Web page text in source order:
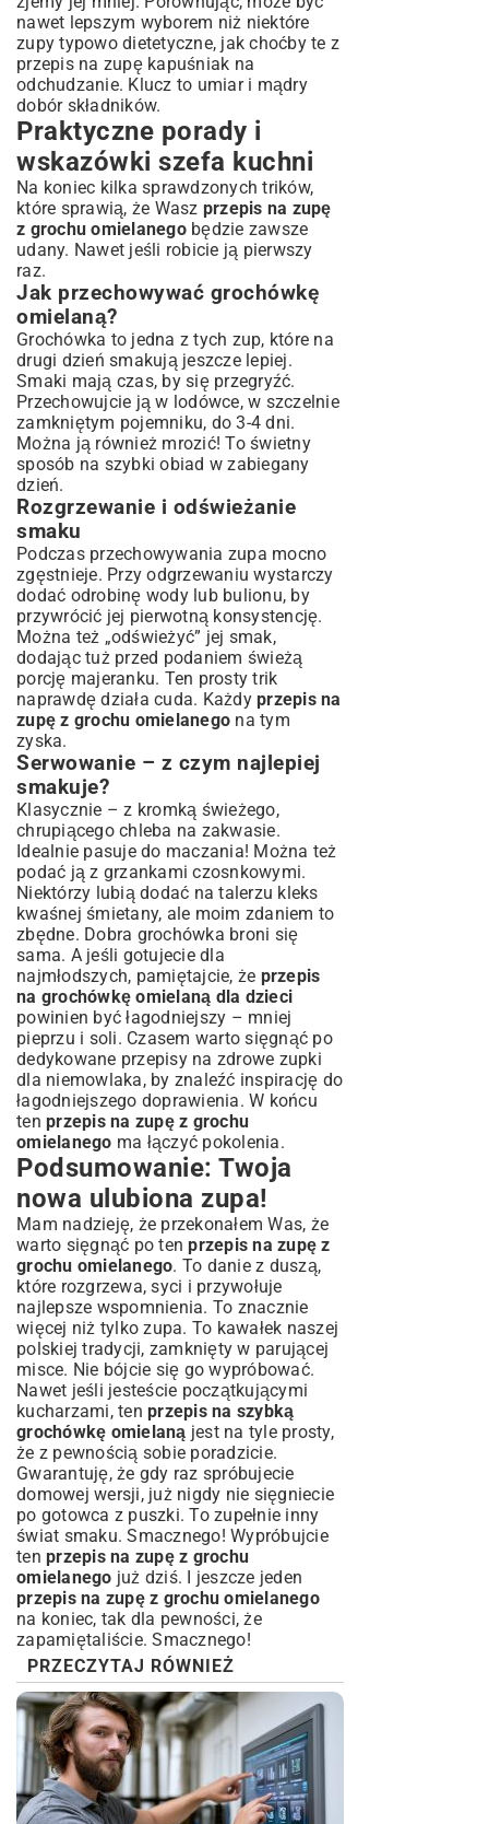
nawet lepszym wyborem niż niektóre
zupy typowo dietetyczne, jak choćby te z
przepis na zupę kapuśniak na
odchudzanie. Klucz to umiar i mądry
dobór składników.
Praktyczne porady i
wskazówki szefa kuchni
Na koniec kilka sprawdzonych trików,
które sprawią, że Wasz przepis na zupę
z grochu omielanegobędzie zawsze
udany. Nawet jeśli robicie ją pierwszy
raz.
Jak przechowywać grochówkę
omielaną?
Grochówka to jedna z tych zup, które na
drugi dzień smakują jeszcze lepiej.
Smaki mają czas, by się przegryźć.
Przechowujcie ją w lodówce, w szczelnie
zamkniętym pojemniku, do 3-4 dni.
Można ją również mrozić! To świetny
sposób na szybki obiad w zabiegany
dzień.
Rozgrzewanie i odświeżanie
smaku
Podczas przechowywania zupa mocno
zgęstnieje. Przy odgrzewaniu wystarczy
dodać odrobinę wody lub bulionu, by
przywrócić jej pierwotną konsystencję.
Można też „odświeżyć” jej smak,
dodając tuż przed podaniem świeżą
porcję majeranku. Ten prosty trik
naprawdę działa cuda. Każdy przepis na
zupę z grochu omielanego na tym
zyska.
Serwowanie – z czym najlepiej
smakuje?
Klasycznie – z kromką świeżego,
chrupiącego chleba na zakwasie.
Idealnie pasuje do maczania! Można też
podać ją z grzankami czosnkowymi.
Niektórzy lubią dodać na talerzu kleks
kwaśnej śmietany, ale moim zdaniem to
zbędne. Dobra grochówka broni się
sama. A jeśli gotujecie dla
najmłodszych, pamiętajcie, że przepis
na grochówkę omielaną dla dzieci
powinien być łagodniejszy – mniej
pieprzu i soli. Czasem warto sięgnąć po
dedykowane przepisy na zdrowe zupki
dla niemowlaka, by znaleźć inspirację do
łagodniejszego doprawienia. W końcu
ten przepis na zupę z grochu
omielanego ma łączyć pokolenia.
Podsumowanie: Twoja
nowa ulubiona zupa!
Mam nadzieję, że przekonałem Was, że
warto sięgnąć po tenprzepis na zupę z
grochu omielanego. To danie z duszą,
które rozgrzewa, syci i przywołuje
najlepsze wspomnienia. To znacznie
więcej niż tylko zupa. To kawałek naszej
polskiej tradycji, zamknięty w parującej
misce. Nie bójcie się go wypróbować.
Nawet jeśli jesteście początkującymi
kucharzami, ten przepis na szybką
grochówkę omielaną jest na tyle prosty,
że z pewnością sobie poradzicie.
Gwarantuję, że gdy raz spróbujecie
domowej wersji, już nigdy nie sięgniecie
po gotowca z puszki. To zupełnie inny
świat smaku. Smacznego! Wypróbujcie
ten przepis na zupę z grochu
omielanego już dziś. I jeszcze jeden
przepis na zupę z grochu omielanego
na koniec, tak dla pewności, że
zapamiętaliście. Smacznego!
PRZECZYTAJ RÓWNIEŻ